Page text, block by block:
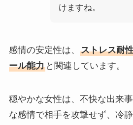
けますね。
感情の安定性は、 ストレス耐
ール能力と関連しています。
穏やかな女性は、不快な出来
な感情で相手を攻撃せず、冷